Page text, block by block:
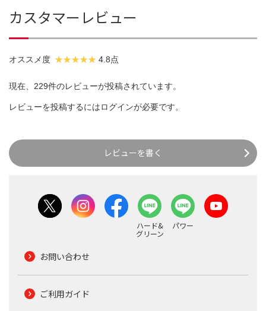
カスタマーレビュー
オススメ度 4.8点
現在、229件のレビューが投稿されています。
レビューを投稿するにはログインが必要です。
レビューを書く
ハード&
グリーン
パワー
お問い合わせ
ご利用ガイド